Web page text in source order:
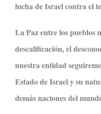
lucha de Israel contra el
La Paz entre los pueblos
descalificación, el
nuestra entidad
Estado de Israel y su
demás naciones del